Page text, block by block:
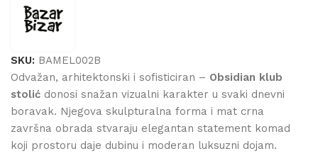
SKU: BAMEL002B
Odvažan, arhitektonski i sofisticiran – Obsidian klub
stolić donosi snažan vizualni karakter u svaki dnevni
boravak. Njegova skulpturalna forma i mat crna
završna obrada stvaraju elegantan statement komad
koji prostoru daje dubinu i moderan luksuzni dojam.